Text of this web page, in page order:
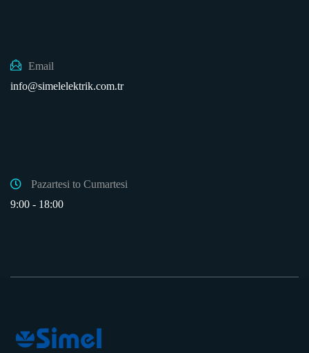
Email
info@simelelektrik.com.tr
Pazartesi to Cumartesi
9:00 - 18:00